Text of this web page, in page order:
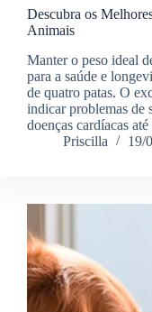
Descubra os
Animais
Manter o peso ideal
para a saúde e
de quatro patas. O
indicar problemas de
doenças cardíacas
Priscilla
19/